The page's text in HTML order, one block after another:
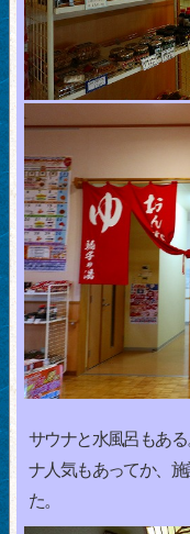
サウナと水風呂もあ
ナ人気もあってか、
た。